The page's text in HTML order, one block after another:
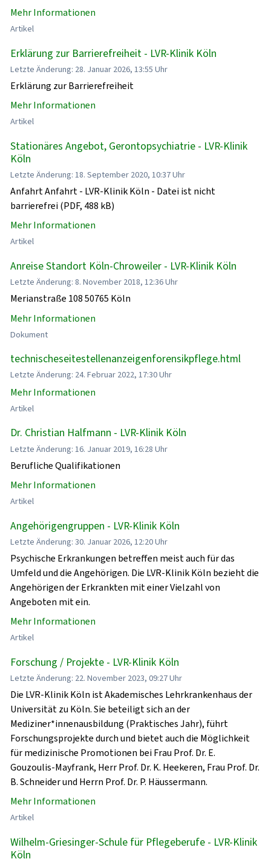
Mehr Informationen
Artikel
Erklärung zur Barrierefreiheit - LVR-Klinik Köln
Letzte Änderung: 28. Januar 2026, 13:55 Uhr
Erklärung zur Barrierefreiheit
Mehr Informationen
Artikel
Stationäres Angebot, Gerontopsychiatrie - LVR-Klinik
Köln
Letzte Änderung: 18. September 2020, 10:37 Uhr
Anfahrt Anfahrt - LVR-Klinik Köln - Datei ist nicht
barrierefrei (PDF, 488 kB)
Mehr Informationen
Artikel
Anreise Standort Köln-Chroweiler - LVR-Klinik Köln
Letzte Änderung: 8. November 2018, 12:36 Uhr
Merianstraße 108 50765 Köln
Mehr Informationen
Dokument
technischeseitestellenanzeigenforensikpflege.html
Letzte Änderung: 24. Februar 2022, 17:30 Uhr
Mehr Informationen
Artikel
Dr. Christian Halfmann - LVR-Klinik Köln
Letzte Änderung: 16. Januar 2019, 16:28 Uhr
Berufliche Qualifikationen
Mehr Informationen
Artikel
Angehörigengruppen - LVR-Klinik Köln
Letzte Änderung: 30. Januar 2026, 12:20 Uhr
Psychische Erkrankungen betreffen meist auch für das
Umfeld und die Angehörigen. Die LVR-Klinik Köln bezieht die
Angehörigen der Erkrankten mit einer Vielzahl von
Angeboten mit ein.
Mehr Informationen
Artikel
Forschung / Projekte - LVR-Klinik Köln
Letzte Änderung: 22. November 2023, 09:27 Uhr
Die LVR-Klinik Köln ist Akademisches Lehrkrankenhaus der
Universität zu Köln. Sie beteiligt sich an der
Mediziner*innenausbildung (Praktisches Jahr), führt
Forschungsprojekte durch und bietet auch die Möglichkeit
für medizinische Promotionen bei Frau Prof. Dr. E.
Gouzoulis-Mayfrank, Herr Prof. Dr. K. Heekeren, Frau Prof. Dr.
B. Schneider und Herrn Prof. Dr. P. Häussermann.
Mehr Informationen
Artikel
Wilhelm-Griesinger-Schule für Pflegeberufe - LVR-Klinik
Köln